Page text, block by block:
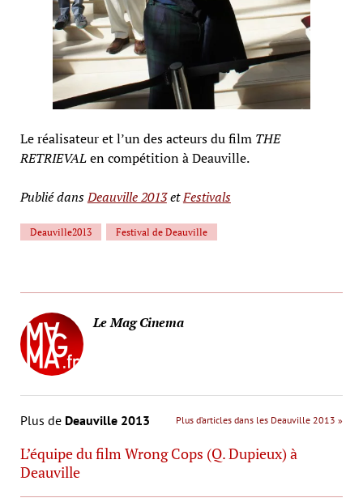
Le réalisateur et l’un des acteurs du film THE
RETRIEVALen compétition à Deauville.
Publié dansDeauville 2013etFestivals
Deauville2013 Festival de Deauville
Le Mag Cinema
Plus de Deauville 2013 Plus d’articles dans les Deauville 2013 »
L’équipe du film Wrong Cops (Q. Dupieux) à
Deauville